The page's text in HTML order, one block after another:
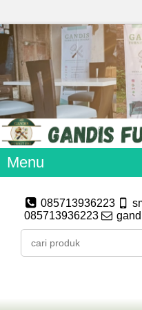
Menu
085713936223
085713936223